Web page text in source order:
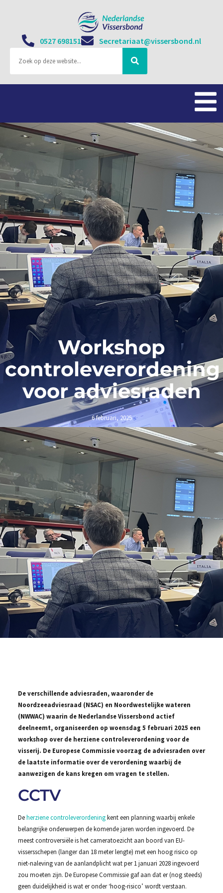
0527 698151 Secretariaat@vissersbond.nl
Workshop
controleverordening
voor adviesraden
6 februari, 2025
De verschillende adviesraden, waaronder de
Noordzeeadviesraad (NSAC) en Noordwestelijke wateren
(NWWAC) waarin de Nederlandse Vissersbond actief
deelneemt, organiseerden op woensdag 5 februari 2025 een
workshop over de herziene controleverordening voor de
visserij. De Europese Commissie voorzag de adviesraden over
de laatste informatie over de verordening waarbij de
aanwezigen de kans kregen om vragen te stellen.
CCTV
Deherziene controleverordeningkent een planning waarbij enkele
belangrijke onderwerpen de komende jaren worden ingevoerd. De
meest controversiële is het cameratoezicht aan boord van EU-
vissersschepen (langer dan 18 meter lengte) met een hoog risico op
niet-naleving van de aanlandplicht wat per 1 januari 2028 ingevoerd
zou moeten zijn. De Europese Commissie gaf aan dat er (nog steeds)
geen duidelijkheid is wat er onder ‘hoog-risico’ wordt verstaan.